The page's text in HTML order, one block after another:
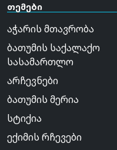
თემები
აჭარის მთავრობა
ბათუმის საქალაქო
სასამართლო
არჩევნები
ბათუმის მერია
სტიქია
ექიმის რჩევები